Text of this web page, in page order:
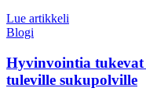
Lue artikkeli
Blogi
Hyvinvointia
tuleville sukupolville